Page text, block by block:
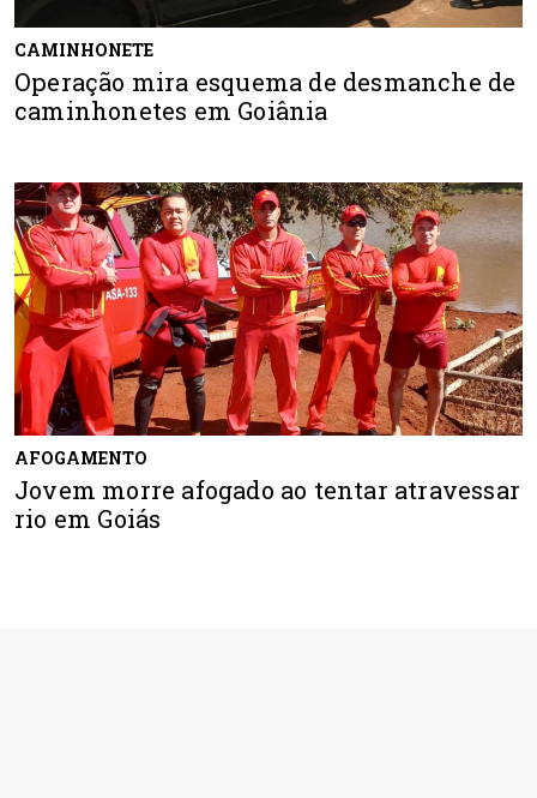
CAMINHONETE
Operação mira esquema de desmanche de
caminhonetes em Goiânia
AFOGAMENTO
Jovem morre afogado ao tentar atravessar
rio em Goiás